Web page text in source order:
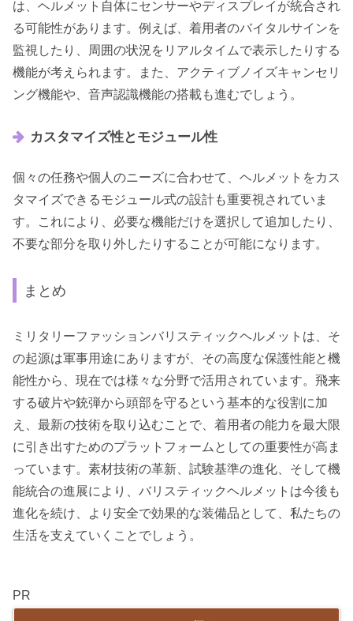
は、ヘルメット自体にセンサーやディスプレイが統合され
る可能性があります。例えば、着用者のバイタルサインを
監視したり、周囲の状況をリアルタイムで表示したりする
機能が考えられます。また、アクティブノイズキャンセリ
ング機能や、音声認識機能の搭載も進むでしょう。
カスタマイズ性とモジュール性
個々の任務や個人のニーズに合わせて、ヘルメットをカス
タマイズできるモジュール式の設計も重要視されていま
す。これにより、必要な機能だけを選択して追加したり、
不要な部分を取り外したりすることが可能になります。
まとめ
ミリタリーファッションバリスティックヘルメットは、そ
の起源は軍事用途にありますが、その高度な保護性能と機
能性から、現在では様々な分野で活用されています。飛来
する破片や銃弾から頭部を守るという基本的な役割に加
え、最新の技術を取り込むことで、着用者の能力を最大限
に引き出すためのプラットフォームとしての重要性が高ま
っています。素材技術の革新、試験基準の進化、そして機
能統合の進展により、バリスティックヘルメットは今後も
進化を続け、より安全で効果的な装備品として、私たちの
生活を支えていくことでしょう。
PR